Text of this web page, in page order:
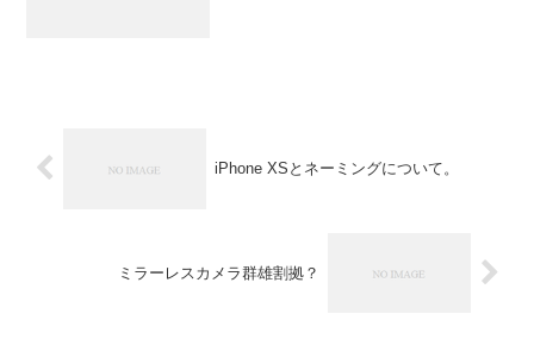
iPhone XSとネーミングについて。
ミラーレスカメラ群雄割拠？